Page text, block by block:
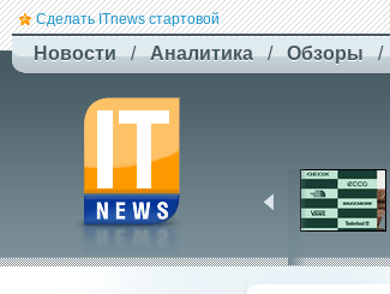
Сделать ITnews стартовой
Новости / Аналитика / Обзоры /
платною через високі
витрати на роботу ІІ